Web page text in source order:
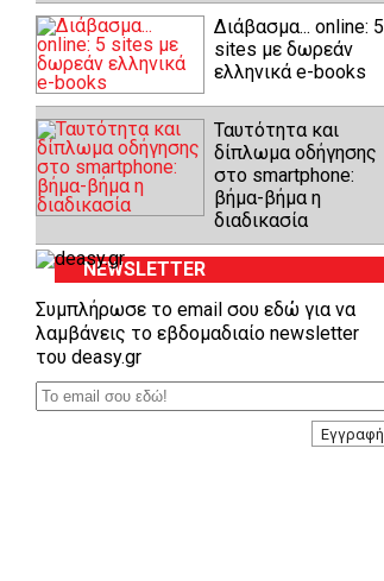
Διάβασμα... online: 5
sites με δωρεάν
ελληνικά e-books
Ταυτότητα και
δίπλωμα οδήγησης
στο smartphone:
βήμα-βήμα η
διαδικασία
NEWSLETTER
Συμπλήρωσε το email σου εδώ για να
λαμβάνεις το εβδομαδιαίο newsletter
του deasy.gr
Εγγραφή